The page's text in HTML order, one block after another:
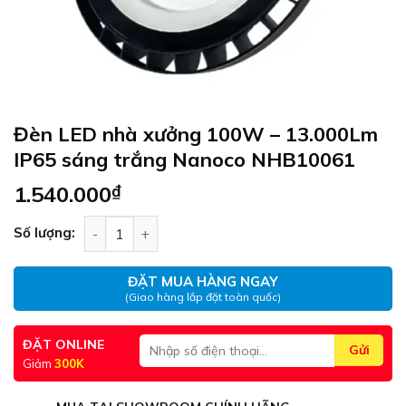
Đèn LED nhà xưởng 100W – 13.000Lm
IP65 sáng trắng Nanoco NHB10061
1.540.000₫
Số lượng:
ĐẶT MUA HÀNG NGAY
(Giao hàng lắp đặt toàn quốc)
ĐẶT ONLINE
Giảm 300K